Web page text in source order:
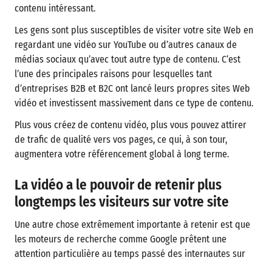
contenu intéressant.
Les gens sont plus susceptibles de visiter votre site Web en
regardant une vidéo sur YouTube ou d’autres canaux de
médias sociaux qu’avec tout autre type de contenu. C’est
l’une des principales raisons pour lesquelles tant
d’entreprises B2B et B2C ont lancé leurs propres sites Web
vidéo et investissent massivement dans ce type de contenu.
Plus vous créez de contenu vidéo, plus vous pouvez attirer
de trafic de qualité vers vos pages, ce qui, à son tour,
augmentera votre référencement global à long terme.
La vidéo a le pouvoir de retenir plus
longtemps les visiteurs sur votre site
Une autre chose extrêmement importante à retenir est que
les moteurs de recherche comme Google prêtent une
attention particulière au temps passé des internautes sur